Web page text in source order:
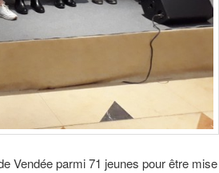
Vendée parmi 71 jeunes pour être mise